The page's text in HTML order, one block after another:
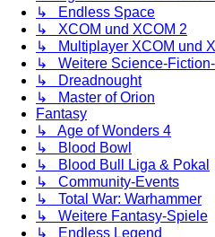
↳ Endless Space
↳ XCOM und XCOM 2
↳ Multiplayer XCOM und
↳ Weitere Science-
↳ Dreadnought
↳ Master of Orion
Fantasy
↳ Age of Wonders 4
↳ Blood Bowl
↳ Blood Bull Liga & Pokal
↳ Community-Events
↳ Total War: Warhammer
↳ Weitere Fantasy-Spiele
↳ Endless Legend